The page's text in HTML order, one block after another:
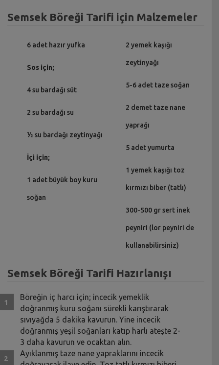
Semsek Böreği Tarifi için Malzemeler
6 adet hazır yufka
Sos için;
4 su bardağı süt
2 su bardağı su
½ su bardağı zeytinyağı
İçi için;
1 adet büyük boy kuru
soğan
2 yemek kaşığı
zeytinyağı
5-6 adet taze soğan
2 demet taze nane
yaprağı
5 adet yumurta
1 yemek kaşığı toz
kırmızı biber (tatlı)
300-500 gr sert inek
peyniri (lor peyniri de
kullanabilirsiniz)
Semsek Böreği Tarifi Hazırlanışı
Böreğin iç harcı için; incecik yemeklik
doğranmış kuru soğanı sürekli karıştırarak
sıvıyağda 5 dakika kavurun. Yine incecik
doğranmış yeşil soğanları katıp harlı ateşte 2-
3 daha kavurun ve ocaktan alın.
Ayıklanmış taze nane yapraklarını incecik